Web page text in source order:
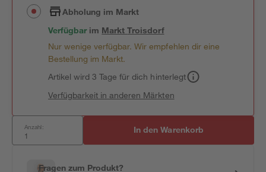
Abholung im Markt
Verfügbar im MarktTroisdorf
Nur wenige verfügbar. Wir empfehlen dir eine
Bestellung im Markt.
Artikel wird 3 Tage für dich hinterlegt
Verfügbarkeit in anderen Märkten
Anzahl: In den Warenkorb
Fragen zum Produkt?